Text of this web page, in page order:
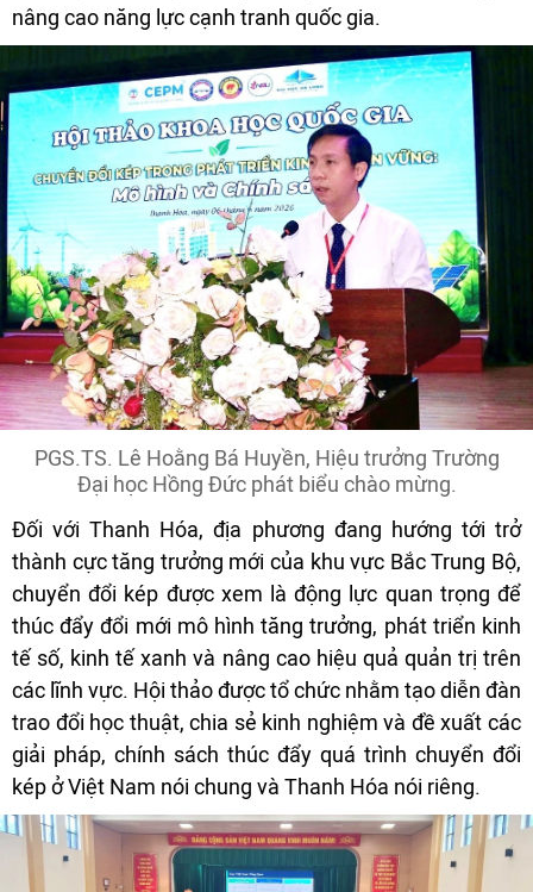
nâng cao năng lực cạnh tranh quốc gia.
PGS.TS. Lê Hoằng Bá Huyền, Hiệu trưởng Trường
Đại học Hồng Đức phát biểu chào mừng.
Đối với Thanh Hóa, địa phương đang hướng tới trở
thành cực tăng trưởng mới của khu vực Bắc Trung Bộ,
chuyển đổi kép được xem là động lực quan trọng để
thúc đẩy đổi mới mô hình tăng trưởng, phát triển kinh
tế số, kinh tế xanh và nâng cao hiệu quả quản trị trên
các lĩnh vực. Hội thảo được tổ chức nhằm tạo diễn đàn
trao đổi học thuật, chia sẻ kinh nghiệm và đề xuất các
giải pháp, chính sách thúc đẩy quá trình chuyển đổi
kép ở Việt Nam nói chung và Thanh Hóa nói riêng.